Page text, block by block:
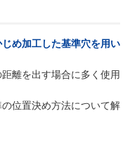
じめ加工した基準穴を用い
離を出す場合に多く使用
位置決め方法について解